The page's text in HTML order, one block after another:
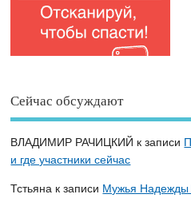
Сейчас обсуждают
ВЛАДИМИР РАЧИЦКИЙ к записи
и где участники сейчас
Тстьяна к записи Мужья Надежды